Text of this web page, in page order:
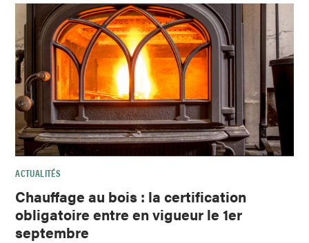
ACTUALITÉS
Chauffage au bois : la certification
obligatoire entre en vigueur le 1er
septembre